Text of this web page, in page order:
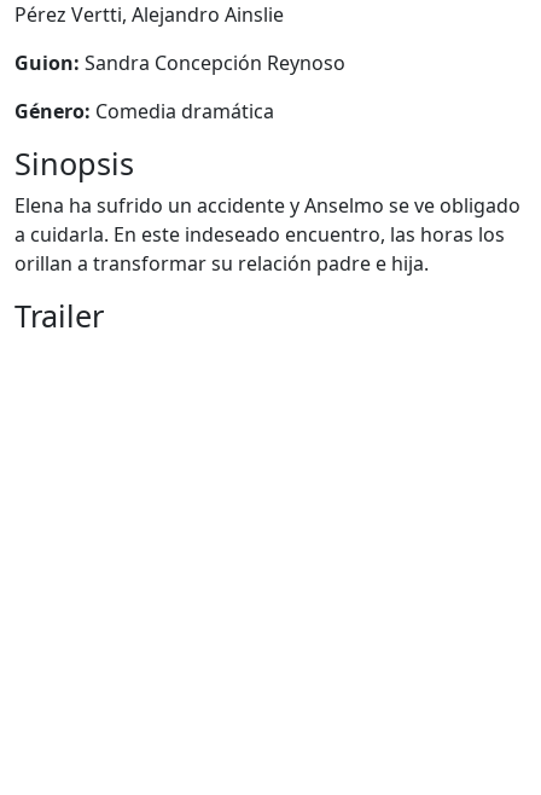
Pérez Vertti, Alejandro Ainslie
Guion: Sandra Concepción Reynoso
Género: Comedia dramática
Sinopsis
Elena ha sufrido un accidente y Anselmo se ve obligado
a cuidarla. En este indeseado encuentro, las horas los
orillan a transformar su relación padre e hija.
Trailer